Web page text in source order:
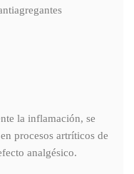
la inflamación, se
procesos artríticos de
analgésico.